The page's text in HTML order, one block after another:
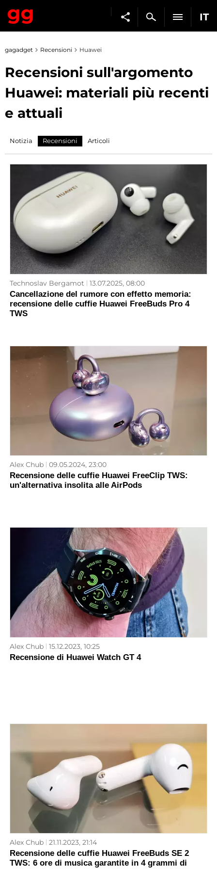
IT
gagadget Recensioni Huawei
Recensioni sull'argomento
Huawei: materiali più recenti
e attuali
Notizia Recensioni Articoli
Technoslav Bergamot 13.07.2025, 08:00
Cancellazione del rumore con effetto memoria:
recensione delle cuffie Huawei FreeBuds Pro 4
TWS
Alex Chub 09.05.2024, 23:00
Recensione delle cuffie Huawei FreeClip TWS:
un'alternativa insolita alle AirPods
Alex Chub 15.12.2023, 10:25
Recensione di Huawei Watch GT 4
Alex Chub 21.11.2023, 21:14
Recensione delle cuffie Huawei FreeBuds SE 2
TWS: 6 ore di musica garantite in 4 grammi di